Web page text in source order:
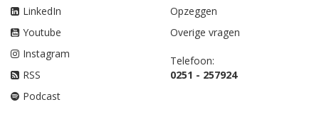
LinkedIn
Youtube
Instagram
RSS
Podcast
Opzeggen
Overige vragen
Telefoon:
0251 - 257924